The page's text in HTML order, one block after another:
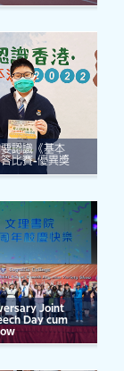
認識《基本
比賽-優異獎
Joint
Day cum